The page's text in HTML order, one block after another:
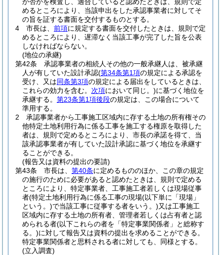
めるところにより、当該申出をした承認事業者に対してそ
の旨を証する書面を交付するものとする。
4
市長は、 前項に規定する書面を交付したときは、規則で定
めるところにより、遅滞なく当該工事が完了した旨を公表
しなければならない。
(地位の承継)
第42条
承認事業者の相続人その他の一般承継人は、被承継
人が有していた設計承認(第34条第1項の規定による承認を
受け、又は同条第3項の規定による届出をしているときは、
これらの効力を含む。 次項において同じ。)に基づく地位を
承継する。 第23条第1項後段の規定は、この場合について
準用する。
2
承認事業者から工事施工区域内に存する土地の所有権その
他特定土地利用行為に係る工事を施工する権原を取得した
者は、規則で定めるところにより、市長の承諾を得て、当
該承認事業者が有していた設計承認に基づく地位を承継す
ることができる。
(報告又は資料の提出の要請)
第43条
市長は、 第40条に定めるもののほか、この章の規定
の施行のために必要があると認めたときは、規則で定める
ところにより、特定事業者、工事施工者若しくは現場従事
者(特定土地利用行為に係る工事の現場(以下単に「現場」
という。)で当該工事に従事する者をいう。)又は工事施工
区域内に存する土地の所有者、管理者若しくは占有者と認
められる者(以下これらの者を「特定事業関係者」と総称す
る。)に対して報告又は資料の提出を求めることができる。
特定事業関係者と思料される者に対しても、同様とする。
(立入調査)